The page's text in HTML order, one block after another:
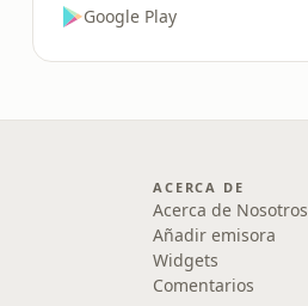
Google Play
ACERCA DE
Acerca de Nosotros
Añadir emisora
Widgets
Comentarios